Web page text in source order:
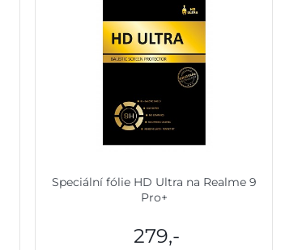
Speciální fólie HD Ultra na Realme 9
Pro+
279,-